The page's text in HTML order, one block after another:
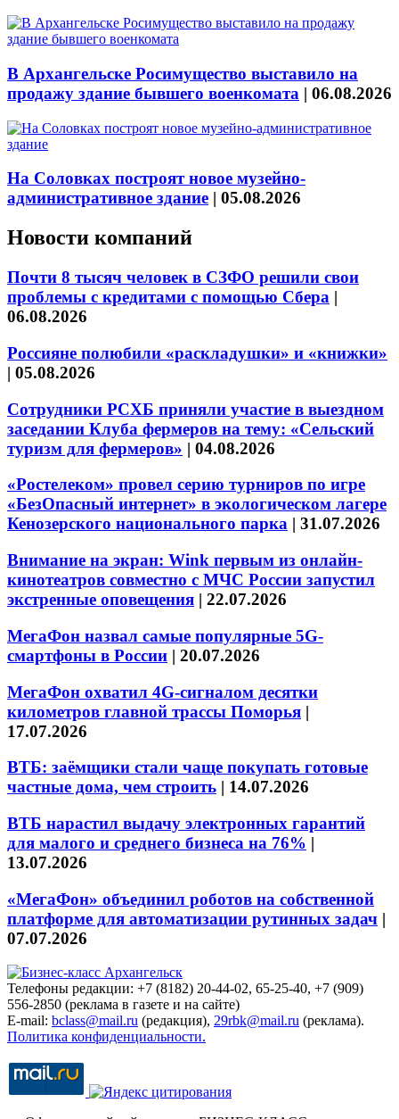
В Архангельске Росимущество выставило на
продажу здание бывшего военкомата | 06.08.2026
На Соловках построят новое музейно-
административное здание | 05.08.2026
Новости компаний
Почти 8 тысяч человек в СЗФО решили свои
проблемы с кредитами с помощью Сбера |
06.08.2026
Россияне полюбили «раскладушки» и «книжки»
| 05.08.2026
Сотрудники РСХБ приняли участие в выездном
заседании Клуба фермеров на тему: «Сельский
туризм для фермеров» | 04.08.2026
«Ростелеком» провел серию турниров по игре
«БезОпасный интернет» в экологическом лагере
Кенозерского национального парка | 31.07.2026
Внимание на экран: Wink первым из онлайн-
кинотеатров совместно с МЧС России запустил
экстренные оповещения | 22.07.2026
МегаФон назвал самые популярные 5G-
смартфоны в России | 20.07.2026
МегаФон охватил 4G-сигналом десятки
километров главной трассы Поморья |
17.07.2026
ВТБ: заёмщики стали чаще покупать готовые
частные дома, чем строить | 14.07.2026
ВТБ нарастил выдачу электронных гарантий
для малого и среднего бизнеса на 76% |
13.07.2026
«МегаФон» объединил роботов на собственной
платформе для автоматизации рутинных задач |
07.07.2026
Телефоны редакции: +7 (8182) 20-44-02, 65-25-40, +7 (909)
556-2850 (реклама в газете и на сайте)
E-mail: bclass@mail.ru (редакция), 29rbk@mail.ru (реклама).
Политика конфиденциальности.